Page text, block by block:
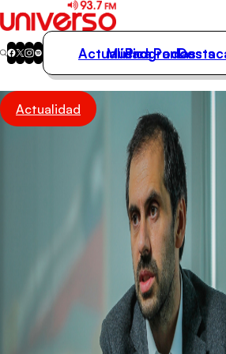
Actualidad
Música
Actualidad
Música
Programas
Podcasts
Actualidad